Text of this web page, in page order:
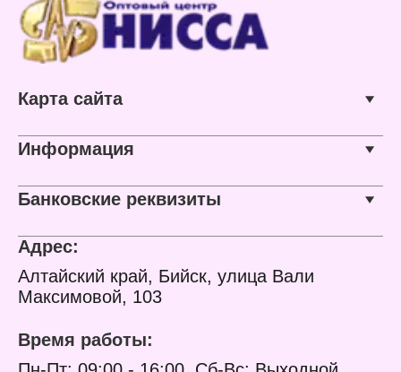
Карта сайта
Информация
Банковские реквизиты
Адрес:
Алтайский край, Бийск, улица Вали
Максимовой, 103
Время работы: